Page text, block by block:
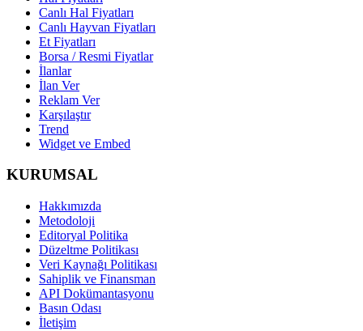
Canlı Hal Fiyatları
Canlı Hayvan Fiyatları
Et Fiyatları
Borsa / Resmi Fiyatlar
İlanlar
İlan Ver
Reklam Ver
Karşılaştır
Trend
Widget ve Embed
KURUMSAL
Hakkımızda
Metodoloji
Editoryal Politika
Düzeltme Politikası
Veri Kaynağı Politikası
Sahiplik ve Finansman
API Dokümantasyonu
Basın Odası
İletişim